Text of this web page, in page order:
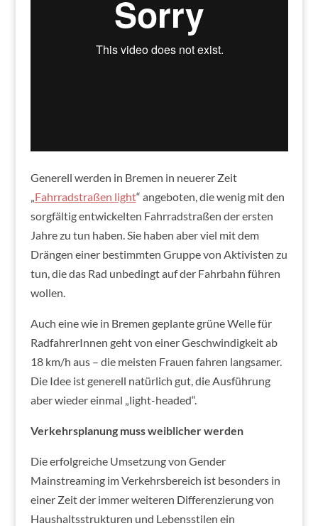
Generell werden in Bremen in neuerer Zeit
Fahrradstraßen light“ angeboten, die wenig mit den
sorgfältig entwickelten Fahrradstraßen der ersten
Jahre zu tun haben. Sie haben aber viel mit dem
Drängen einer bestimmten Gruppe von Aktivisten zu
tun, die das Rad unbedingt auf der Fahrbahn führen
wollen.
Auch eine wie in Bremen geplante grüne Welle für
RadfahrerInnen geht von einer Geschwindigkeit ab
18 km/h aus – die meisten Frauen fahren langsamer.
Die Idee ist generell natürlich gut, die Ausführung
aber wieder einmal „light-headed“.
Verkehrsplanung muss weiblicher werden
Die erfolgreiche Umsetzung von Gender
Mainstreaming im Verkehrsbereich ist besonders in
einer Zeit der immer weiteren Differenzierung von
Haushaltsstrukturen und Lebensstilen ein